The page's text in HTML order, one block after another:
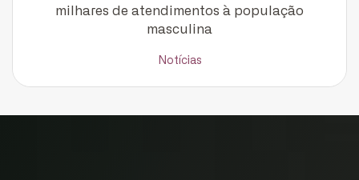
milhares de atendimentos à população
masculina
Notícias